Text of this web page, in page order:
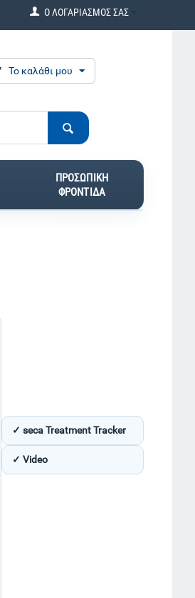
Ο ΛΟΓΑΡΙΑΣΜΟΣ ΣΑΣ
Το καλάθι μου
ΠΡΟΣΩΠΙΚΗ
ΦΡΟΝΤΙΔΑ
✓ seca Treatment Tracker
✓ Video